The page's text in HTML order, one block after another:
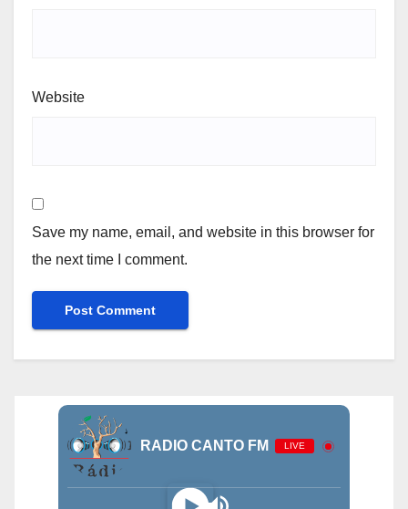
Website
Save my name, email, and website in this browser for
the next time I comment.
RADIO CANTO FM LIVE